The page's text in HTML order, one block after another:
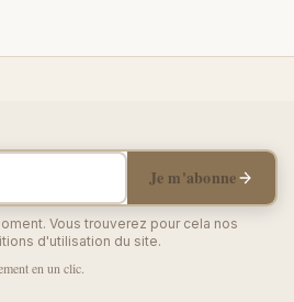
Je m'abonne
Vous trouverez pour cela nos
d'utilisation du site.
en un clic.